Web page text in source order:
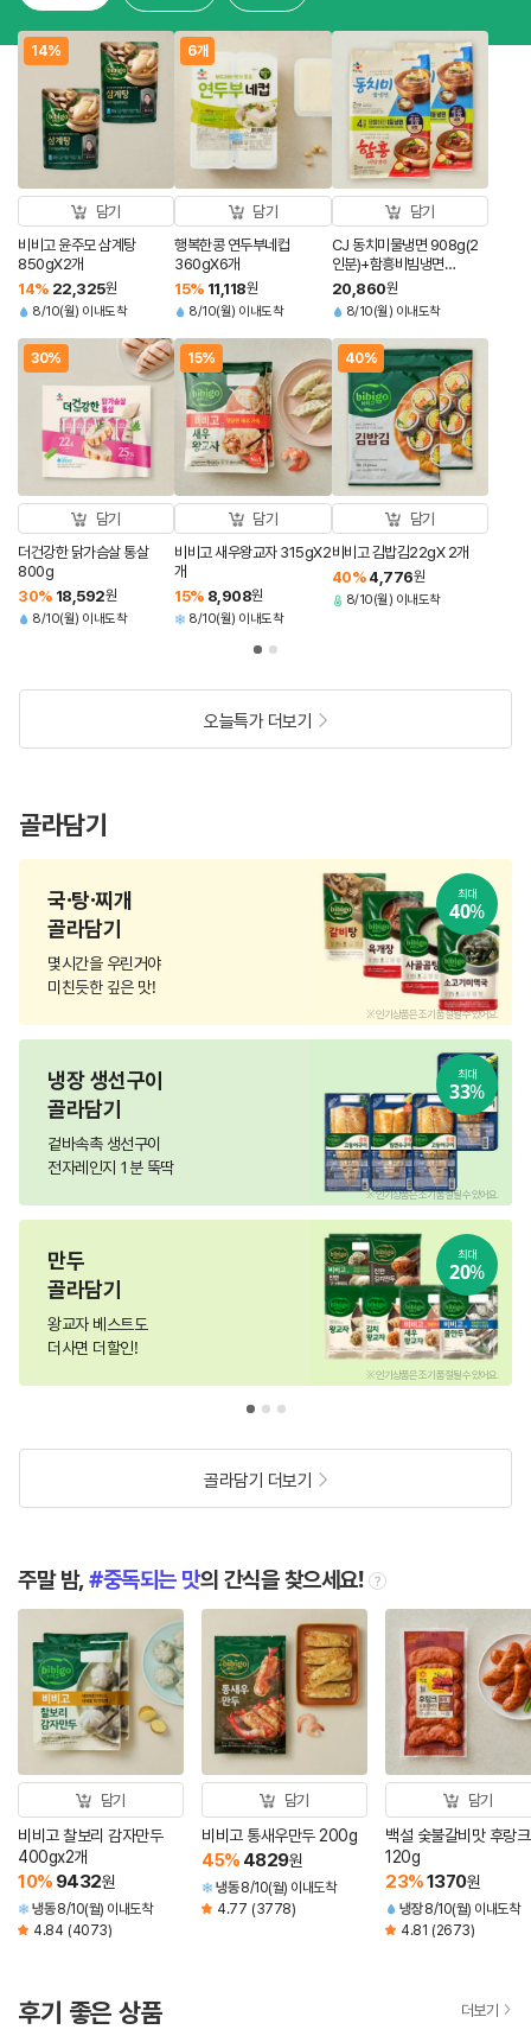
14%
담기
비비고 윤주모 삼계탕
850gX2개
14% 22,325원
8/10(월) 이내도착
6개
담기
행복한콩 연두부네컵
360gX6개
15% 11,118원
8/10(월) 이내도착
담기
CJ 동치미물냉면 908g(2
인분)+함흥비빔냉면
474.4g(2인분)X2개
20,860원
8/10(월) 이내도착
30%
담기
더건강한 닭가슴살 통살
800g
30% 18,592원
8/10(월) 이내도착
15%
담기
비비고 새우왕교자 315gX2
개
15% 8,908원
8/10(월) 이내도착
40%
담기
비비고 김밥김22gX 2개
40% 4,776원
8/10(월) 이내도착
오늘특가 더보기
골라담기
최대
40%
국·탕·찌개
골라담기
몇시간을 우린거야
미친듯한 깊은 맛!
※ 인기상품은 조기 품절될 수 있어요.
최대
33%
냉장 생선구이
골라담기
겉바속촉 생선구이
전자레인지 1분 뚝딱
※ 인기상품은 조기 품절될 수 있어요.
최대
20%
만두
골라담기
왕교자 베스트도
더사면 더할인!
※ 인기상품은 조기 품절될 수 있어요.
골라담기 더보기
주말 밤, 중독되는 맛의 간식을 찾으세요! tooltip
담기
10% 9432원
비비고 찰보리 감자만두
400gx2개
냉동 8/10(월) 이내도착
4.84 (4073)
담기
45% 4829원
비비고 통새우만두 200g
냉동 8/10(월) 이내도착
4.77 (3778)
담기
23%1370원
백설 숯불갈비맛 후랑크
120g
냉장 8/10(월) 이내도착
4.81 (2673)
후기 좋은 상품 더보기